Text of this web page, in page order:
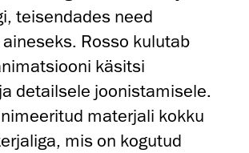
teisendades need
Rosso kulutab
käsitsi
detailsele joonistamisele.
materjali kokku
mis on kogutud